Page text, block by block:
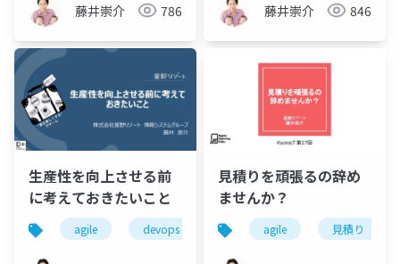
藤井崇介 786 藤井崇介 846
生産性を向上させる前
に考えておきたいこと
agile devops engineer development
見積りを頑張るの辞め
ませんか？
agile 見積り